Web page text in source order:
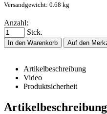
Versandgewicht: 0.68 kg
Anzahl:
Stck.
In den Warenkorb Auf den
Artikelbeschreibung
Video
Produktsicherheit